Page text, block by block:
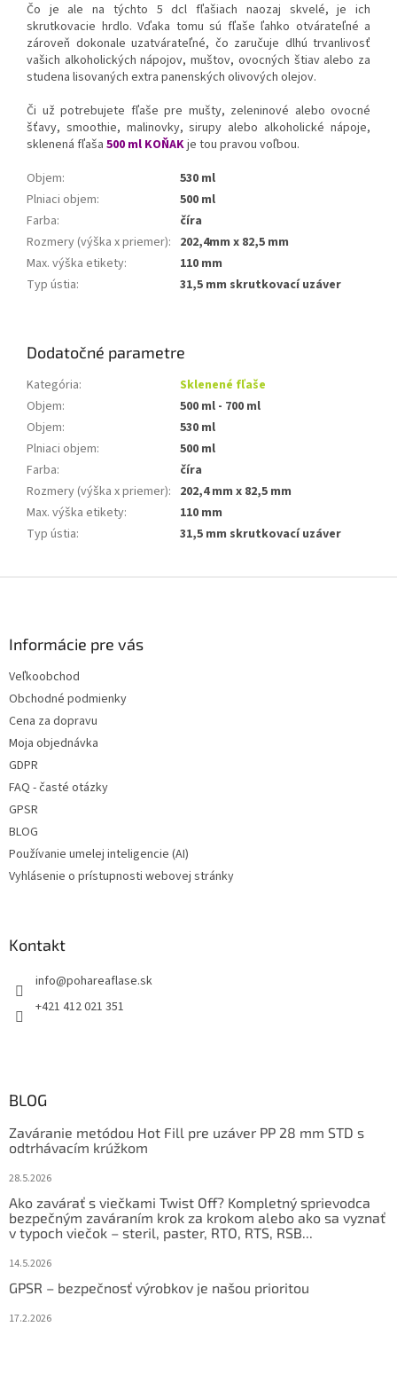
Čo je ale na týchto 5 dcl fľašiach naozaj skvelé, je ich
skrutkovacie hrdlo. Vďaka tomu sú fľaše ľahko otvárateľné a
zároveň dokonale uzatvárateľné, čo zaručuje dlhú trvanlivosť
vašich alkoholických nápojov, muštov, ovocných štiav alebo za
studena lisovaných extra panenských olivových olejov.
Či už potrebujete fľaše pre mušty, zeleninové alebo ovocné
šťavy, smoothie, malinovky, sirupy alebo alkoholické nápoje,
sklenená fľaša 500 ml KOŇAKje tou pravou voľbou.
Objem:
530 ml
Plniaci objem:
500 ml
Farba:
číra
Rozmery (výška x priemer): 202,4mm x 82,5 mm
Max. výška etikety:
110 mm
Typ ústia: 31,5 mm skrutkovací uzáver
Dodatočné parametre
Kategória:
Sklenené fľaše
Objem:
500 ml - 700 ml
Objem:
530 ml
Plniaci objem:
500 ml
Farba:
číra
Rozmery (výška x priemer): 202,4 mm x 82,5 mm
Max. výška etikety:
110 mm
Typ ústia: 31,5 mm skrutkovací uzáver
Informácie pre vás
Veľkoobchod
Obchodné podmienky
Cena za dopravu
Moja objednávka
GDPR
FAQ - časté otázky
GPSR
BLOG
Používanie umelej inteligencie (AI)
Vyhlásenie o prístupnosti webovej stránky
Kontakt
info@pohareaflase.sk
+421 412 021 351
BLOG
Zaváranie metódou Hot Fill pre uzáver PP 28 mm STD s
odtrhávacím krúžkom
28.5.2026
Ako zavárať s viečkami Twist Off? Kompletný sprievodca
bezpečným zaváraním krok za krokom alebo ako sa vyznať
v typoch viečok – steril, paster, RTO, RTS, RSB...
14.5.2026
GPSR – bezpečnosť výrobkov je našou prioritou
17.2.2026